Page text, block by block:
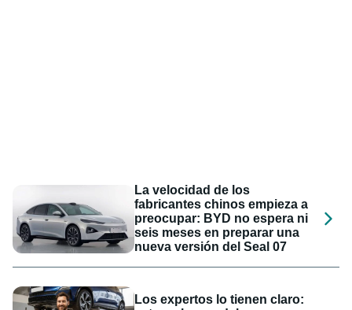
La velocidad de los
fabricantes chinos empieza a
preocupar: BYD no espera ni
seis meses en preparar una
nueva versión del Seal 07
Los expertos lo tienen claro: